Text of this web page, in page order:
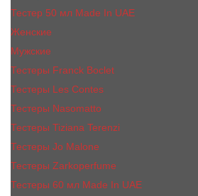
Тестер 50 мл Made In UAE
Женские
Мужские
Тестеры Franck Boclet
Тестеры Les Contes
Тестеры Nasomatto
Тестеры Tiziana Terenzi
Тестеры Jо Malоnе
Тестеры Zarkoperfume
Тестеры 60 мл Made In UAE